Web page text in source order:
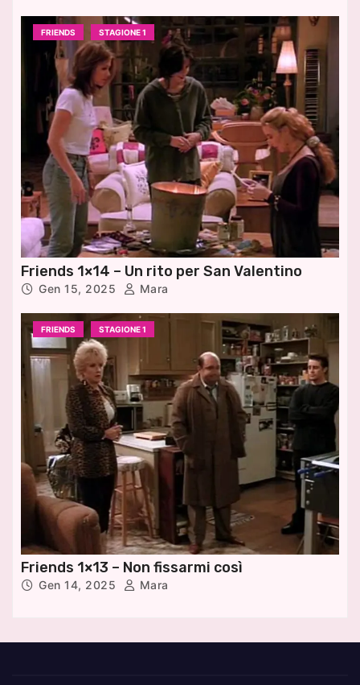
FRIENDS STAGIONE 1
Friends 1×14 – Un rito per San Valentino
Gen 15, 2025 Mara
FRIENDS STAGIONE 1
Friends 1×13 – Non fissarmi così
Gen 14, 2025 Mara